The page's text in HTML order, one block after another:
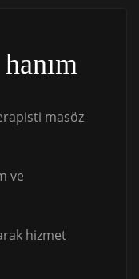
masöz
ve
hizmet